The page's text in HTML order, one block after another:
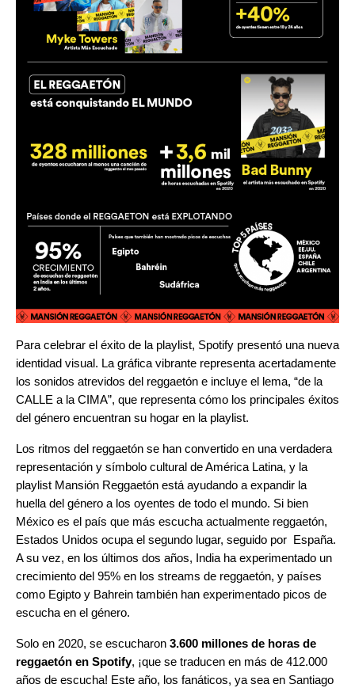
Para celebrar el éxito de la playlist, Spotify presentó una nueva
identidad visual. La gráfica vibrante representa acertadamente
los sonidos atrevidos del reggaetón e incluye el lema, “de la
CALLE a la CIMA”, que representa cómo los principales éxitos
del género encuentran su hogar en la playlist.
Los ritmos del reggaetón se han convertido en una verdadera
representación y símbolo cultural de América Latina, y la
playlist Mansión Reggaetón está ayudando a expandir la
huella del género a los oyentes de todo el mundo. Si bien
México es el país que más escucha actualmente reggaetón,
Estados Unidos ocupa el segundo lugar, seguido por España.
A su vez, en los últimos dos años, India ha experimentado un
crecimiento del 95% en los streams de reggaetón, y países
como Egipto y Bahrein también han experimentado picos de
escucha en el género.
Solo en 2020, se escucharon 3.600 millones de horas de
reggaetón en Spotify, ¡que se traducen en más de 412.000
años de escucha! Este año, los fanáticos, ya sea en Santiago